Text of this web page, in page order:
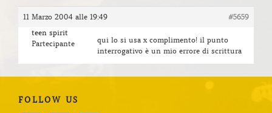
11 Marzo 2004 alle 19:49
#5659
teen spirit
Partecipante
qui lo si usa x complimento! il punto
interrogativo è un mio errore di scrittura
FOLLOW US